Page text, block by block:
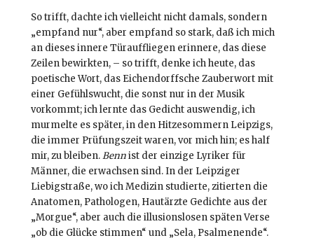
So trifft, dachte ich vielleicht nicht damals, sondern
„empfand nur“, aber empfand so stark, daß ich mich
an dieses innere Türauffliegen erinnere, das diese
Zeilen bewirkten, – so trifft, denke ich heute, das
poetische Wort, das Eichendorffsche Zauberwort mit
einer Gefühlswucht, die sonst nur in der Musik
vorkommt; ich lernte das Gedicht auswendig, ich
murmelte es später, in den Hitzesommern Leipzigs,
die immer Prüfungszeit waren, vor mich hin; es half
mir, zu bleiben.Bennist der einzige Lyriker für
Männer, die erwachsen sind. In der Leipziger
Liebigstraße, wo ich Medizin studierte, zitierten die
Anatomen, Pathologen, Hautärzte Gedichte aus der
„Morgue“, aber auch die illusionslosen späten Verse
„ob die Glücke stimmen“ und „Sela, Psalmenende“.